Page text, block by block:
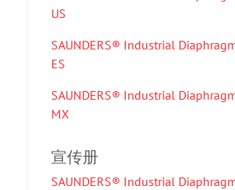
US
SAUNDERS® Industrial
ES
SAUNDERS® Industrial
MX
宣传册
SAUNDERS® Industrial